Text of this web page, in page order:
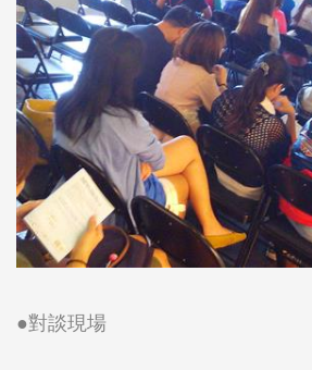
●對談現場